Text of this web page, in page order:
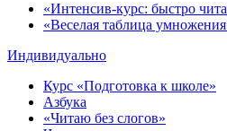
«Интенсив-курс: быстро
«Веселая таблица
Индивидуально
Курс «Подготовка к школе»
Азбука
«Читаю без слогов»